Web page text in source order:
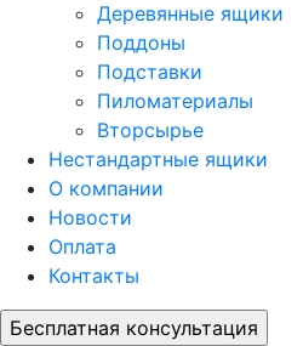
Деревянные ящики
Поддоны
Подставки
Пиломатериалы
Вторсырье
Нестандартные ящики
О компании
Новости
Оплата
Контакты